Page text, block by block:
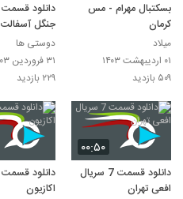
بسکتبال مهرام - مس
کرمان
میلاد
۰۱ اردیبهشت ۱۴۰۳
۵۰۹ بازدید
جنگل آسفالت
دوستی ها
۳۱ فروردین ۱۴۰۳
۲۲۹ بازدید
۰۰:۵۰
دانلود قسمت 7 سریال
افعی تهران
اکازیون